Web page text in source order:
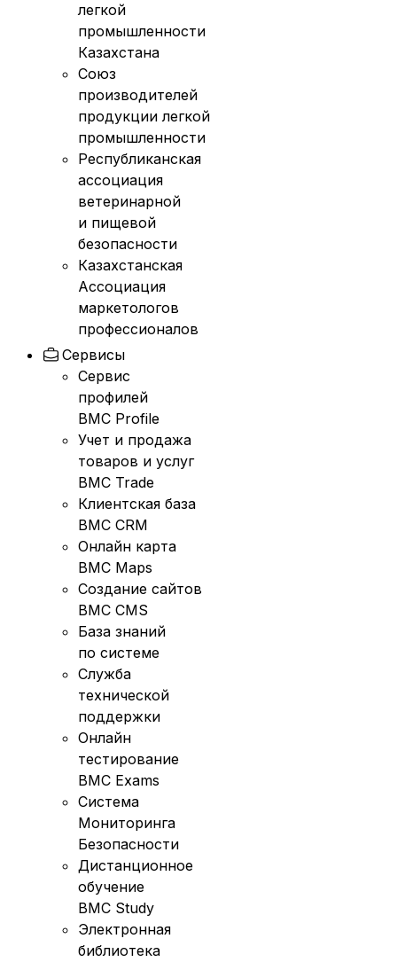
легкой
промышленности
Казахстана
Союз
производителей
продукции легкой
промышленности
Республиканская
ассоциация
ветеринарной
и пищевой
безопасности
Казахстанская
Ассоциация
маркетологов
профессионалов
Сервисы
Сервис
профилей
BMC Profile
Учет и продажа
товаров и услуг
BMC Trade
Клиентская база
BMC CRM
Онлайн карта
BMC Maps
Создание сайтов
BMC CMS
База знаний
по системе
Служба
технической
поддержки
Онлайн
тестирование
BMC Exams
Система
Мониторинга
Безопасности
Дистанционное
обучение
BMC Study
Электронная
библиотека